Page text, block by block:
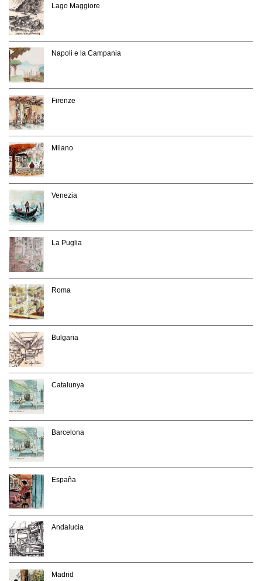
Lago Maggiore
Napoli e la Campania
Firenze
Milano
Venezia
La Puglia
Roma
Bulgaria
Catalunya
Barcelona
España
Andalucia
Madrid